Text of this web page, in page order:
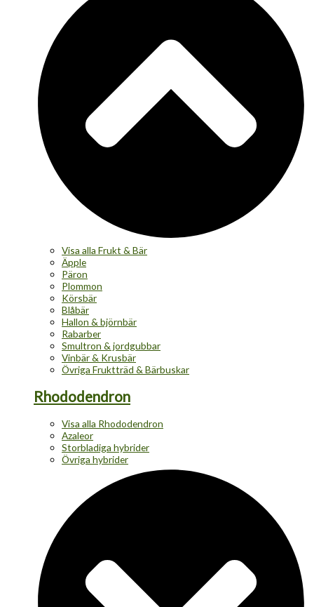
Visa alla Frukt & Bär
Äpple
Päron
Plommon
Körsbär
Blåbär
Hallon & björnbär
Rabarber
Smultron & jordgubbar
Vinbär & Krusbär
Övriga Fruktträd & Bärbuskar
Rhododendron
Visa alla Rhododendron
Azaleor
Storbladiga hybrider
Övriga hybrider